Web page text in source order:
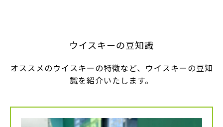
ウイスキーの豆知識
オススメのウイスキーの特徴など、ウイスキーの豆知
識を紹介いたします。